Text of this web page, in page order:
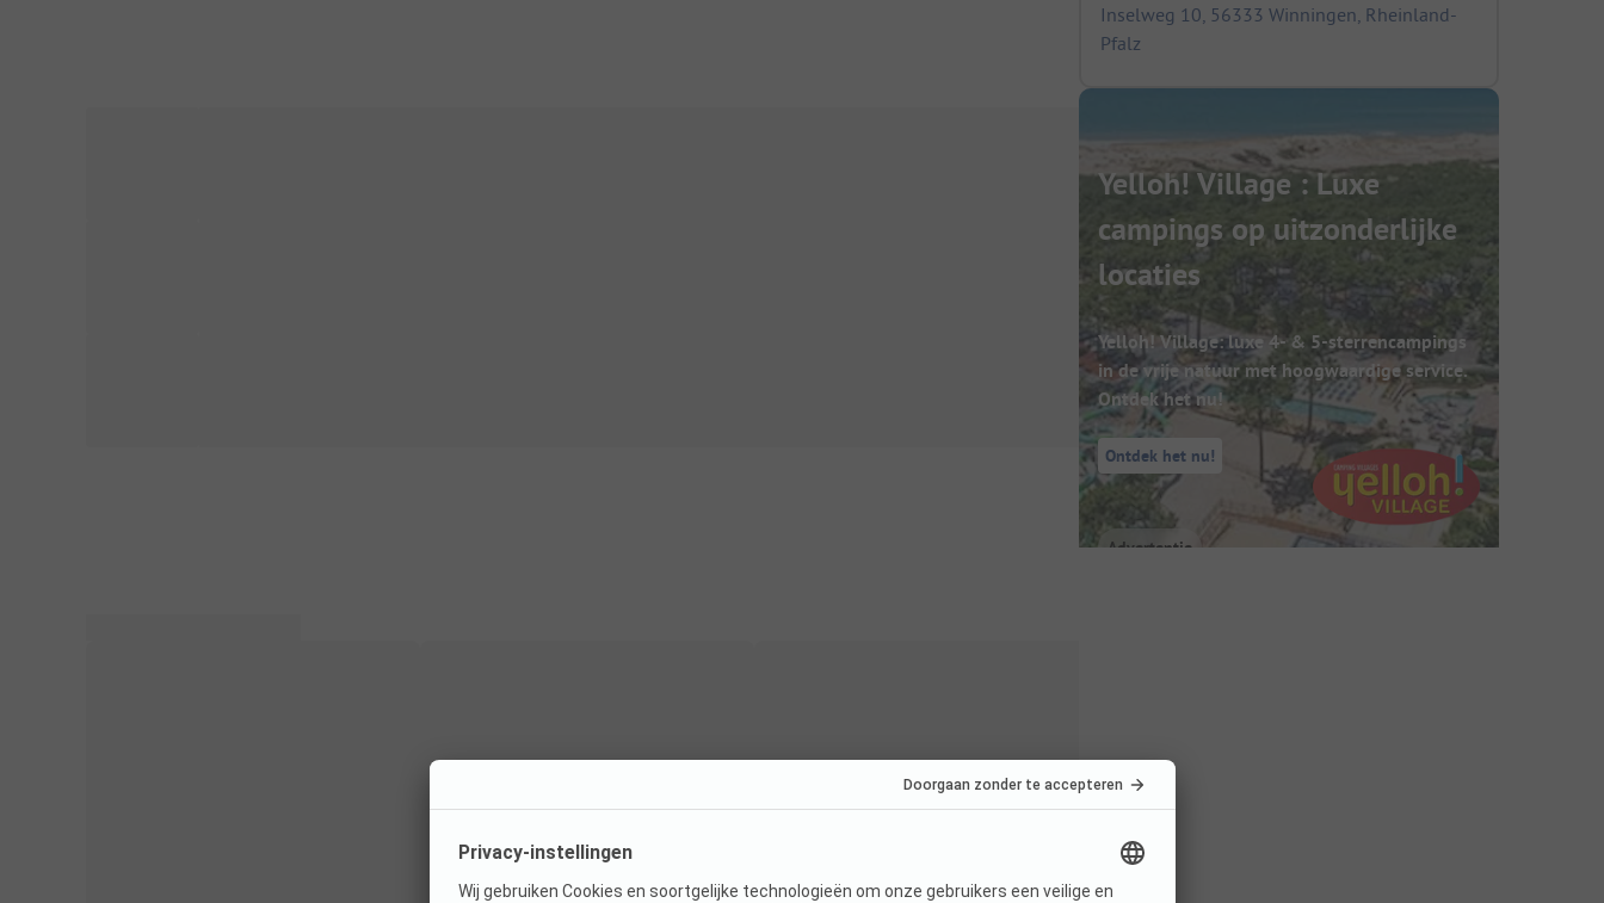
Inselweg 10, 56333 Winningen, Rheinland-
Pfalz
Yelloh! Village : Luxe
campings op uitzonderlijke
locaties
Yelloh! Village: luxe 4- & 5-sterrencampings
in de vrije natuur met hoogwaardige service.
Ontdek het nu!
Ontdek het nu!